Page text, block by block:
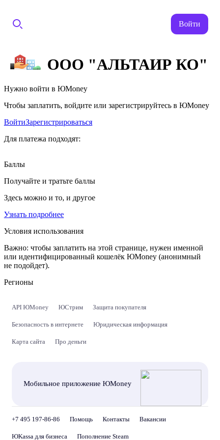
Войти
ООО "АЛЬТАИР КО"
Нужно войти в ЮMoney
Чтобы заплатить, войдите или зарегистрируйтесь в ЮMoney
ВойтиЗарегистрироваться
Для платежа подходят:
Баллы
Получайте и тратьте баллы
Здесь можно и то, и другое
Узнать подробнее
Условия использования
Важно: чтобы заплатить на этой странице, нужен именной
или идентифицированный кошелёк ЮMoney (анонимный
не подойдет).
Регионы
API ЮMoney ЮСтрим Защита покупателя
Безопасность в интернете Юридическая информация
Карта сайта Про деньги
Мобильное приложение ЮMoney
+7 495 197-86-86 Помощь Контакты Вакансии
ЮKassa для бизнеса Пополнение Steam